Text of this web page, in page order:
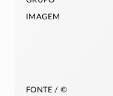
imagem
fonte / ©